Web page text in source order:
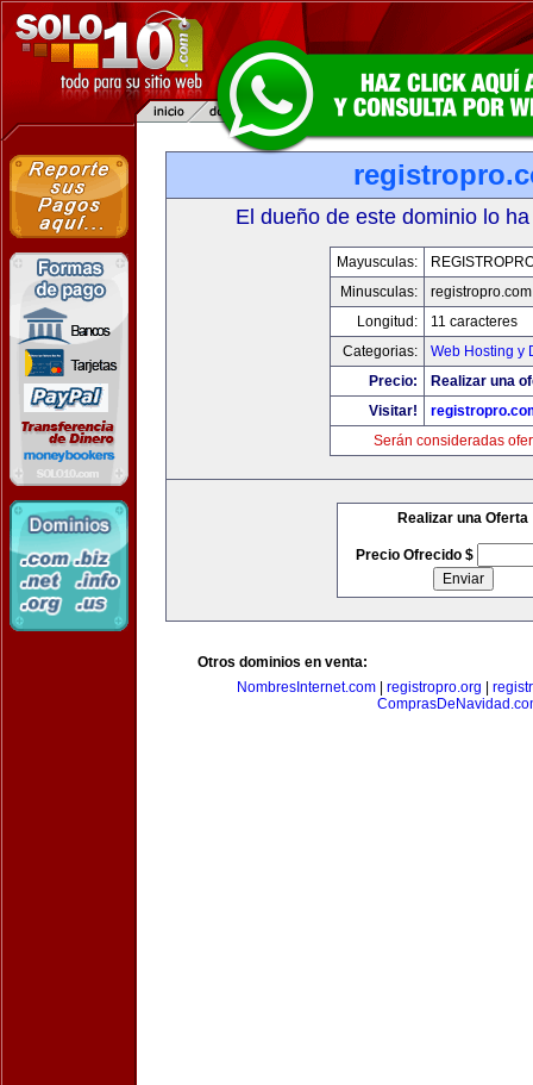
El dueño de este dominio lo
Mayusculas:
Minusculas:
registropro.com
Longitud:
11 caracteres
Categorias:
Web Hosting y
Precio:
Realizar una
Visitar!
Serán consideradas
Realizar una Oferta
Precio Ofrecido $
Otros dominios en venta:
NombresInternet.com
registropro.org